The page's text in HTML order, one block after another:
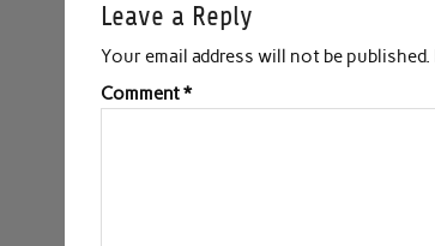
Leave a Reply
Your email address will not be published.
Comment*